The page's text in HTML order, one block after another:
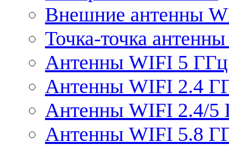
Внешние антенны
Точка-точка
Антенны WIFI 5 ГГц
Антенны WIFI 2.4
Антенны WIFI 2.4/5
Антенны WIFI 5.8